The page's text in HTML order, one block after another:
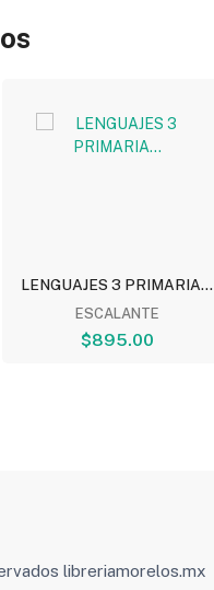
LENGUAJES 3 PRIMARIA...
ESCALANTE
$895.00
libreriamorelos.mx